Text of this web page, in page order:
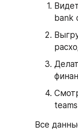
bank
Все